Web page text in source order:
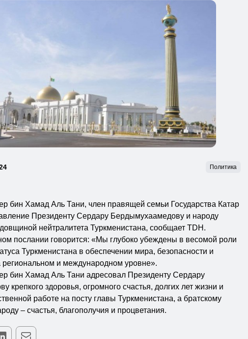
Политика
бин Хамад Аль Тани, член правящей семьи Государства Катар
Президенту Сердару Бердымухаамедову и народу
нейтралитета Туркменистана, сообщает TDH.
послании говорится: «Мы глубоко убеждены в весомой роли
Туркменистана в обеспечении мира, безопасности и
региональном и международном уровне».
бин Хамад Аль Тани адресовал Президенту Сердару
крепкого здоровья, огромного счастья, долгих лет жизни и
работе на посту главы Туркменистана, а братскому
– счастья, благополучия и процветания.